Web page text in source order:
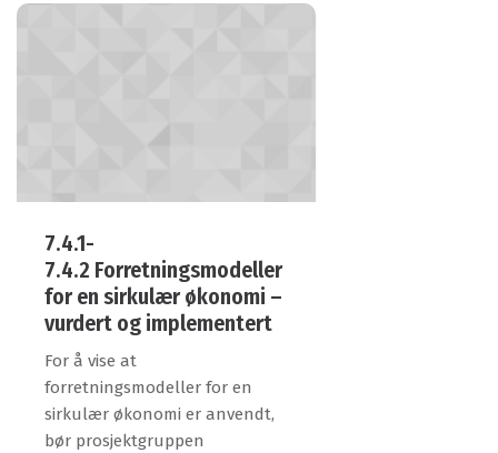
7.4.1-
7.4.2 Forretningsmodeller
for en sirkulær økonomi –
vurdert og implementert
For å vise at
forretningsmodeller for en
sirkulær økonomi er anvendt,
bør prosjektgruppen